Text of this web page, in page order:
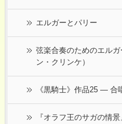
エルガーとパリー
弦楽合奏のためのエル
ン・クリンケ）
《黒騎士》作品25 ― 合
『オラフ王のサガの情景